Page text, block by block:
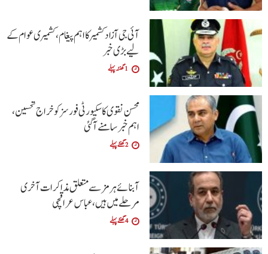
آئی جی آزاد کشمیر کا اہم پیغام، کشمیری عوام کے
لیے بڑی خبر
1 گھنٹہ پہلے
محسن نقوی کا سکیورٹی فورسز کو خراج تحسین،
اہم خبر سامنے آگئی
2 گھنٹے پہلے
آبنائے ہرمز سے متعلق مذاکرات آخری
مرحلے میں ہیں، عباس عراقچی
4 گھنٹے پہلے